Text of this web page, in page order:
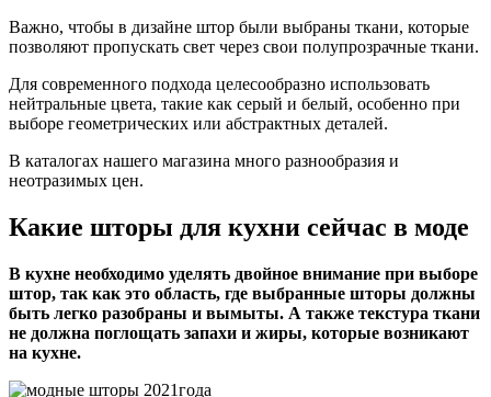
Важно, чтобы в дизайне штор были выбраны ткани, которые
позволяют пропускать свет через свои полупрозрачные ткани.
Для современного подхода целесообразно использовать
нейтральные цвета, такие как серый и белый, особенно при
выборе геометрических или абстрактных деталей.
В каталогах нашего магазина много разнообразия и
неотразимых цен.
Какие шторы для кухни сейчас в моде
В кухне необходимо уделять двойное внимание при выборе
штор, так как это область, где выбранные шторы должны
быть легко разобраны и вымыты. А также текстура ткани
не должна поглощать запахи и жиры, которые возникают
на кухне.